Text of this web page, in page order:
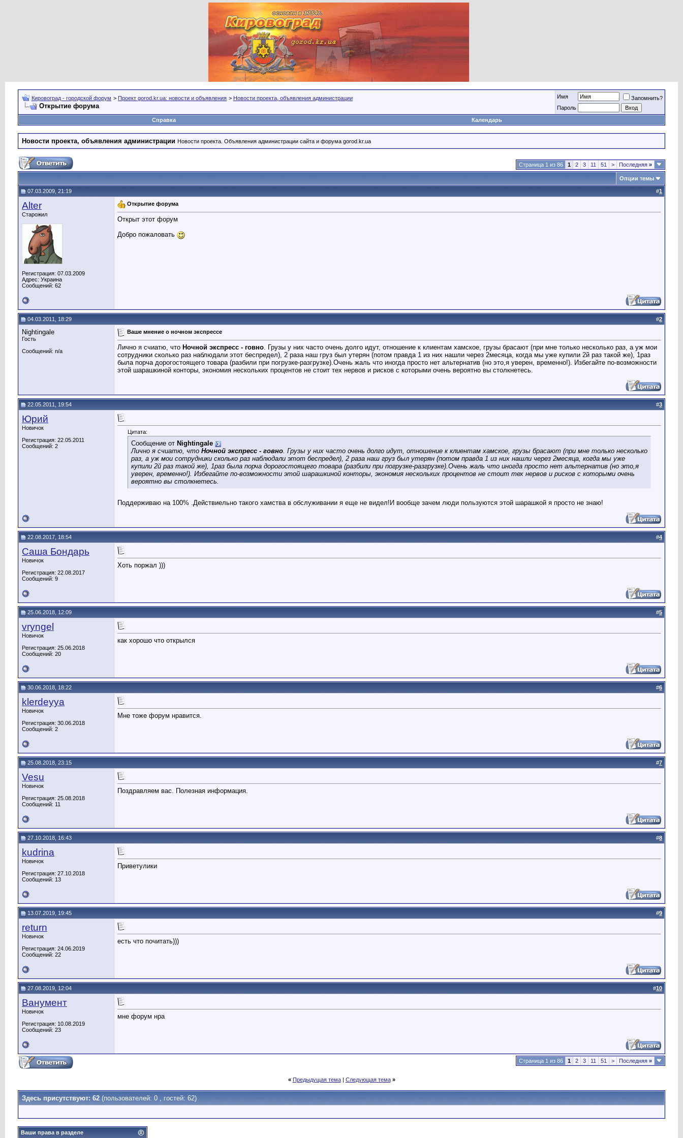
Кировоград - городской форум > Проект gorod.kr.ua: новости и объявления > Новости проекта, объявления администрации
Открытие форума
Имя
Запомнить?
Пароль
Справка
Календарь
Новости проекта, объявления администрации Новости проекта. Объявления администрации сайта и форума gorod.kr.ua
Страница 1 из 86 1 2 3 11 51 > Последняя »
Опции темы
07.03.2009, 21:19 #1
Alter
Старожил
Регистрация: 07.03.2009
Адрес: Украина
Сообщений: 62
Открытие форума
Открыт этот форум
Добро пожаловать
04.03.2011, 18:29 #2
Nightingale
Гость
Сообщений: n/a
Ваше мнение о ночном экспрессе
Лично я счиатю, что Ночной экспресс - говно. Грузы у них часто очень долго идут, отношение к клиентам хамское, грузы брасают (при мне только несколько раз, а уж мои
сотрудники сколько раз наблюдали этот беспредел), 2 раза наш груз был утерян (потом правда 1 из них нашли через 2месяца, когда мы уже купили 2й раз такой же), 1раз
была порча дорогостоящего товара (разбили при погрузке-разгрузке).Очень жаль что иногда просто нет альтернатив (но это,я уверен, временно!). Избегайте по-возможности
этой шарашкиной конторы, экономия нескольких процентов не стоит тех нервов и рисков с которыми очень вероятно вы столкнетесь.
22.05.2011, 19:54 #3
Юрий
Новичок
Регистрация: 22.05.2011
Сообщений: 2
Цитата:
Сообщение от Nightingale
Лично я счиатю, что Ночной экспресс - говно. Грузы у них часто очень долго идут, отношение к клиентам хамское, грузы брасают (при мне только несколько
раз, а уж мои сотрудники сколько раз наблюдали этот беспредел), 2 раза наш груз был утерян (потом правда 1 из них нашли через 2месяца, когда мы уже
купили 2й раз такой же), 1раз была порча дорогостоящего товара (разбили при погрузке-разгрузке).Очень жаль что иногда просто нет альтернатив (но это,я
уверен, временно!). Избегайте по-возможности этой шарашкиной конторы, экономия нескольких процентов не стоит тех нервов и рисков с которыми очень
вероятно вы столкнетесь.
Поддерживаю на 100% .Действиельно такого хамства в обслуживании я еще не видел!И вообще зачем люди пользуются этой шарашкой я просто не знаю!
22.08.2017, 18:54 #4
Саша Бондарь
Новичок
Регистрация: 22.08.2017
Сообщений: 9
Хоть поржал )))
25.06.2018, 12:09 #5
vryngel
Новичок
Регистрация: 25.06.2018
Сообщений: 20
как хорошо что открылся
30.06.2018, 18:22 #6
klerdeyya
Новичок
Регистрация: 30.06.2018
Сообщений: 2
Мне тоже форум нравится.
25.08.2018, 23:15 #7
Vesu
Новичок
Регистрация: 25.08.2018
Сообщений: 11
Поздравляем вас. Полезная информация.
27.10.2018, 16:43 #8
kudrina
Новичок
Регистрация: 27.10.2018
Сообщений: 13
Приветулики
13.07.2019, 19:45 #9
return
Новичок
Регистрация: 24.06.2019
Сообщений: 22
есть что почитать)))
27.08.2019, 12:04 #10
Ванумент
Новичок
Регистрация: 10.08.2019
Сообщений: 23
мне форум нра
Страница 1 из 86 1 2 3 11 51 > Последняя »
« Предыдущая тема| Следующая тема »
Здесь присутствуют: 62 (пользователей: 0 , гостей: 62)
Ваши права в разделе